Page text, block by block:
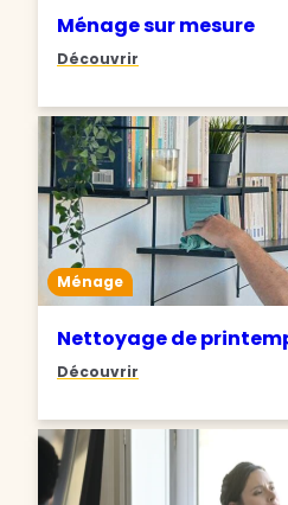
Ménage sur mesure
Découvrir
Ménage
Nettoyage de
Découvrir